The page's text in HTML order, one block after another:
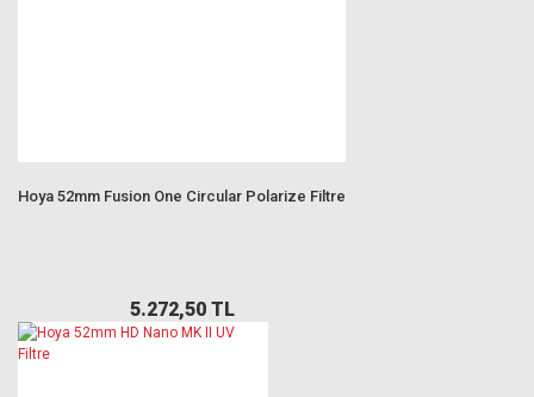
Hoya 52mm Fusion One Circular Polarize Filtre
5.272,50 TL